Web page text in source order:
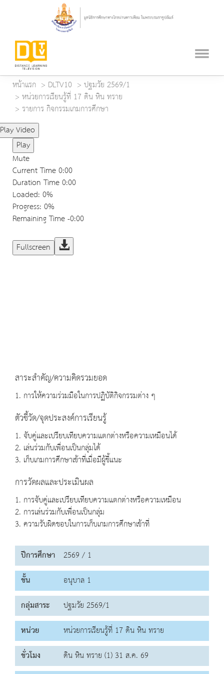
หน้าแรก DLTV10
ปฐมวัย 2569/1
หน่วยการเรียนรู้ที่ 17 ดิน หิน ทราย
รายการ กิจกรรมเกมการศึกษา
Play Video
Play
Mute
Current Time0:00
Duration Time0:00
Loaded: 0%
Progress: 0%
Remaining Time-0:00
Fullscreen
สาระสำคัญ/ความคิดรวมยอด
1. การให้ความร่วมมือในการปฏิบัติกิจกรรมต่าง ๆ
ตัวชี้วัด/จุดประสงค์การเรียนรู้
1. จับคู่และเปรียบเทียบความแตกต่างหรือความเหมือนได้
2. เล่นร่วมกับเพื่อนเป็นกลุ่มได้
3. เก็บเกมการศึกษาเข้าที่เมื่อมีผู้ชี้แนะ
การวัดผลและประเมินผล
1. การจับคู่และเปรียบเทียบความแตกต่างหรือความเหมือน
2. การเล่นร่วมกับเพื่อนเป็นกลุ่ม
3. ความรับผิดชอบในการเก็บเกมการศึกษาเข้าที่
ปีการศึกษา 2569 / 1
ชั้น
อนุบาล 1
กลุ่มสาระ
ปฐมวัย 2569/1
หน่วย
หน่วยการเรียนรู้ที่ 17 ดิน หิน ทราย
ชั่วโมง
ดิน หิน ทราย (1) 31 ส.ค. 69